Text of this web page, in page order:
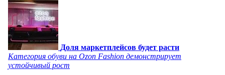
Доля маркетплейсов будет расти
Категория обуви на Ozon Fashion демонстрирует
устойчивый рост